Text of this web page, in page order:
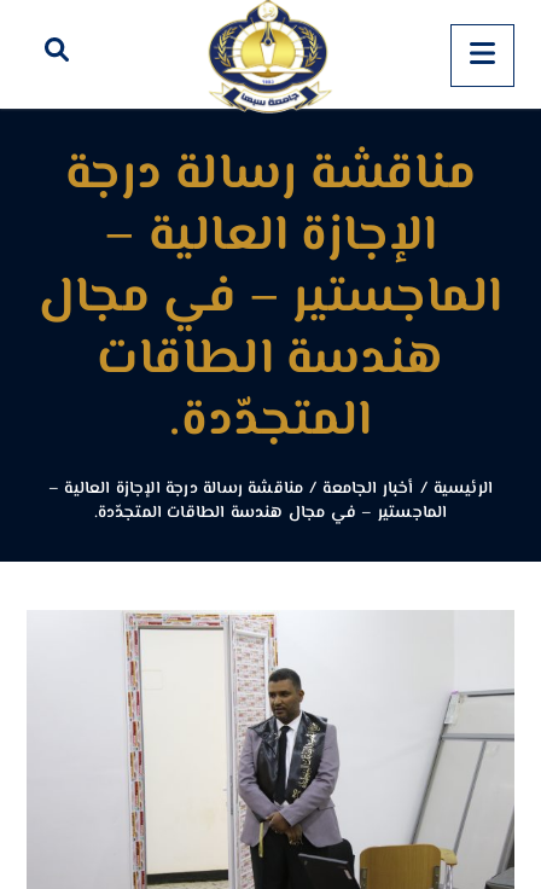
مناقشة رسالة درجة
الإجازة العالية –
الماجستير – في مجال
هندسة الطاقات
المتجدّدة.
الرئيسية / أخبار الجامعة / مناقشة رسالة درجة الإجازة العالية –
الماجستير – في مجال هندسة الطاقات المتجدّدة.